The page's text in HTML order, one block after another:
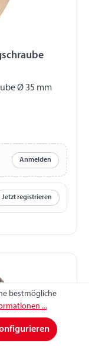
Ø 35 mm
Anmelden
Jetzt registrieren
bestmögliche
...